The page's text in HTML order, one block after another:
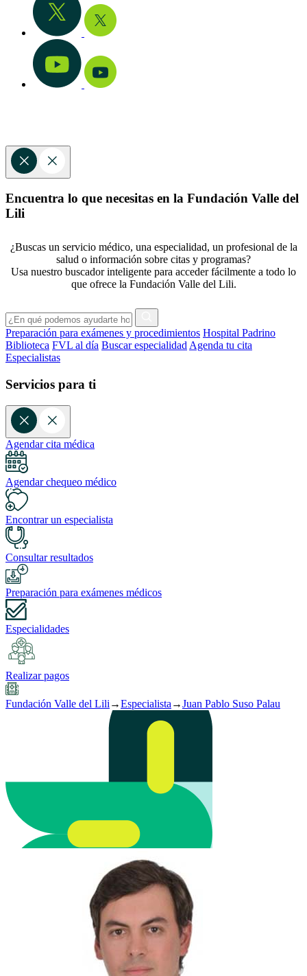
Encuentra lo que necesitas en la Fundación Valle del
Lili
¿Buscas un servicio médico, una especialidad, un profesional de la
salud o información sobre citas y programas?
Usa nuestro buscador inteligente para acceder fácilmente a todo lo
que ofrece la Fundación Valle del Lili.
Preparación para exámenes y procedimientos Hospital Padrino
Biblioteca FVL al día Buscar especialidad Agenda tu cita
Especialistas
Servicios para ti
Agendar cita médica
Agendar chequeo médico
Encontrar un especialista
Consultar resultados
Preparación para exámenes médicos
Especialidades
Realizar pagos
Fundación Valle del Lili →Especialista →Juan Pablo Suso Palau